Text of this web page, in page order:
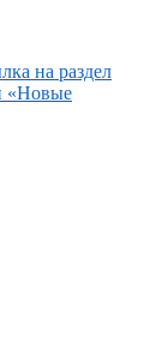
на раздел
«Новые